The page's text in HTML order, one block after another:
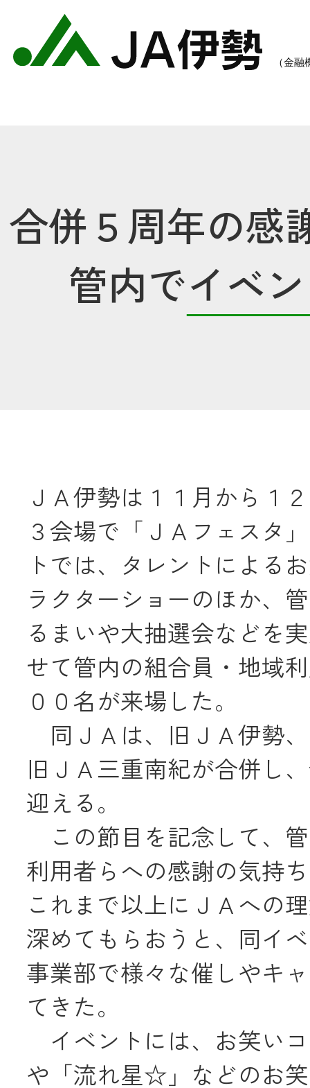
農業のご案内 各種手数料一覧 各種
農業
食
JAバンク
JA共済
くらし
JA伊勢について
店舗・ATM・
メールでのお
合併５周年の感
管内でイベ
ＪＡ伊勢は１１月から１
３会場で「ＪＡフェスタ
トでは、タレントによる
ラクターショーのほか、
るまいや大抽選会などを
せて管内の組合員・地域
００名が来場した。
同ＪＡは、旧ＪＡ伊勢
旧ＪＡ三重南紀が合併し
迎える。
この節目を記念して、
利用者らへの感謝の気持
これまで以上にＪＡへの
深めてもらおうと、同イ
事業部で様々な催しやキ
てきた。
イベントには、お笑い
や「流れ星☆」などのお